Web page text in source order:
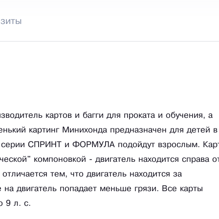
картов и багги для проката и обучения, а
картинг Минихонда предназначен для детей в
серии СПРИНТ и ФОРМУЛА подойдут взрослым.
компоновкой - двигатель находится справа
тем, что двигатель находится за
двигатель попадает меньше грязи. Все карты
9 л. с.